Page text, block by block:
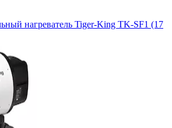
нагреватель Tiger-King TK-SF1 (17